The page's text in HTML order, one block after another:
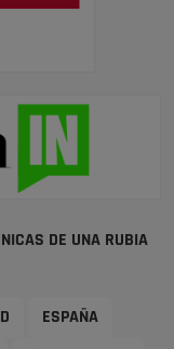
DE UNA RUBIA
ESPAÑA